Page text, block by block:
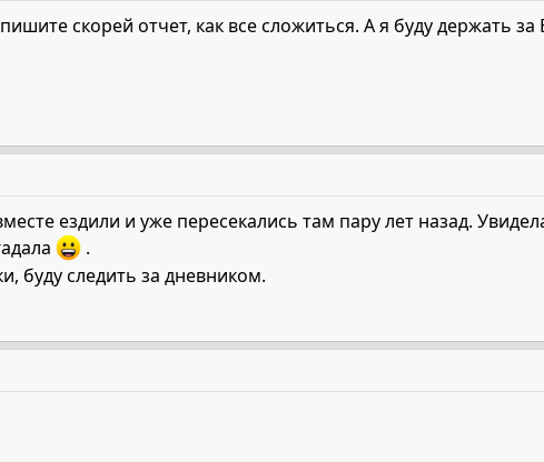
скорей отчет, как все сложиться. А я буду держать за
ездили и уже пересекались там пару лет назад.
.
буду следить за дневником.